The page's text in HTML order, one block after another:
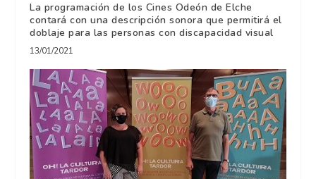
La programación de los Cines Odeón de Elche
contará con una descripción sonora que permitirá el
doblaje para las personas con discapacidad visual
13/01/2021